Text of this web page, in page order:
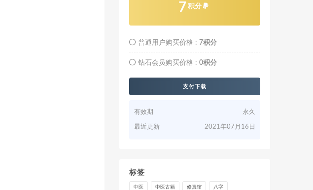
7 积分
普通用户购买价格 : 7积分
钻石会员购买价格 : 0积分
支付下载
有效期 永久
最近更新 2021年07月16日
标签
中医 中医古籍 修真馆 八字